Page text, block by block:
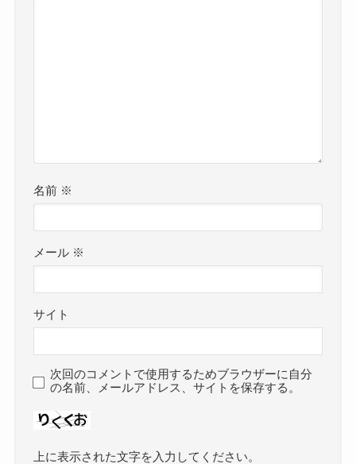
名前 ※
メール ※
サイト
次回のコメントで使用するためブラウザーに自分
の名前、メールアドレス、サイトを保存する。
上に表示された文字を入力してください。